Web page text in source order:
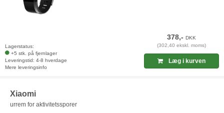
Lagerstatus:
+5 stk. på fjernlager
Leveringstid: 4-8 hverdage
Mere leveringsinfo
378,-DKK
(302,40 ekskl. moms)
Læg i kurven
Xiaomi
urrem for aktivitetssporer